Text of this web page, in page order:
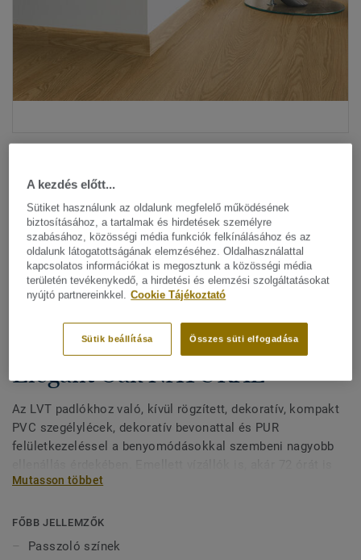
Minden dizájn megtekitése. (200)
All Accessories|Befejező munkák|Szegélylécek
Kívül rögzített, dekoratív
szegélylécek LVT padlókhoz -
Elegant Oak NATURAL
Az LVT padlókhoz való, kívül rögzített, dekoratív, kompakt
PVC szegélylécek, dekoratív bevonattal és PUR
felületkezeléssel a benyomódásokkal szembeni nagyobb
vízben tölthetnek bármilyen sérülés nélkül. 2-féle (60 mm
színekben kapható a tökéletes kivitel érdekében. A kívül
rögzített, dekoratív szegélylécek kompatibilisek minden
Mutasson többet
FŐBB JELLEMZŐK
Passzoló színek
A kezdés előtt...
Sütiket használunk az oldalunk megfelelő működésének
biztosításához, a tartalmak és hirdetések személyre
szabásához, közösségi média funkciók felkínálásához és az
oldalunk látogatottságának elemzéséhez. Oldalhasználattal
kapcsolatos információkat is megosztunk a közösségi média
területén tevékenykedő, a hirdetési és elemzési szolgáltatásokat
nyújtó partnereinkkel. Cookie Tájékoztató
Összes süti elfogadása
Sütik beállítása